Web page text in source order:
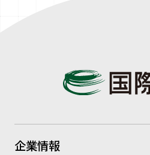
企業情報